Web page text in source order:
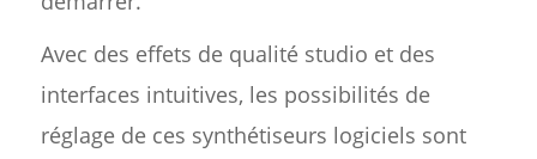
Avec des effets de qualité studio et des
interfaces intuitives, les possibilités de
réglage de ces synthétiseurs logiciels sont